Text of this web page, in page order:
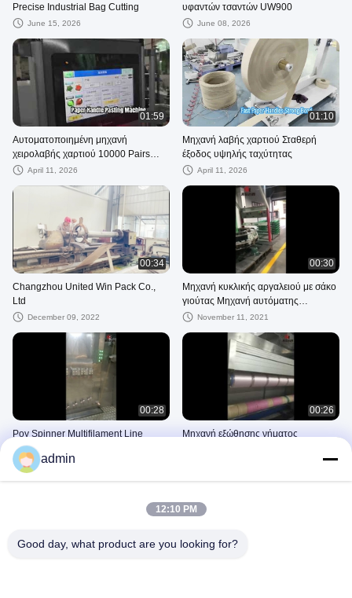
Precise Industrial Bag Cutting
June 15, 2026
υφαντών τσαντών UW900
June 08, 2026
01:59
Αυτοματοποιημένη μηχανή
χειρολαβής χαρτιού 10000 Pairs
HourApril 11, 2026
01:10
Μηχανή λαβής χαρτιού Σταθερή
έξοδος υψηλής ταχύτητας
April 11, 2026
00:34
Changzhou United Win Pack Co.,
Ltd
December 09, 2022
00:30
Μηχανή κυκλικής αργαλειού με σάκο
γιούτας Μηχανή αυτόματης
κατασκευής τσάντας Pp
November 11, 2021
00:28
Poy Spinner Multifilament Line
Extrusion Fiber Polyester Yarn
Extruder
October 18, 2021
00:26
Μηχανή εξώθησης νήματος
admin
12:10 PM
Good day, what product are you looking for?